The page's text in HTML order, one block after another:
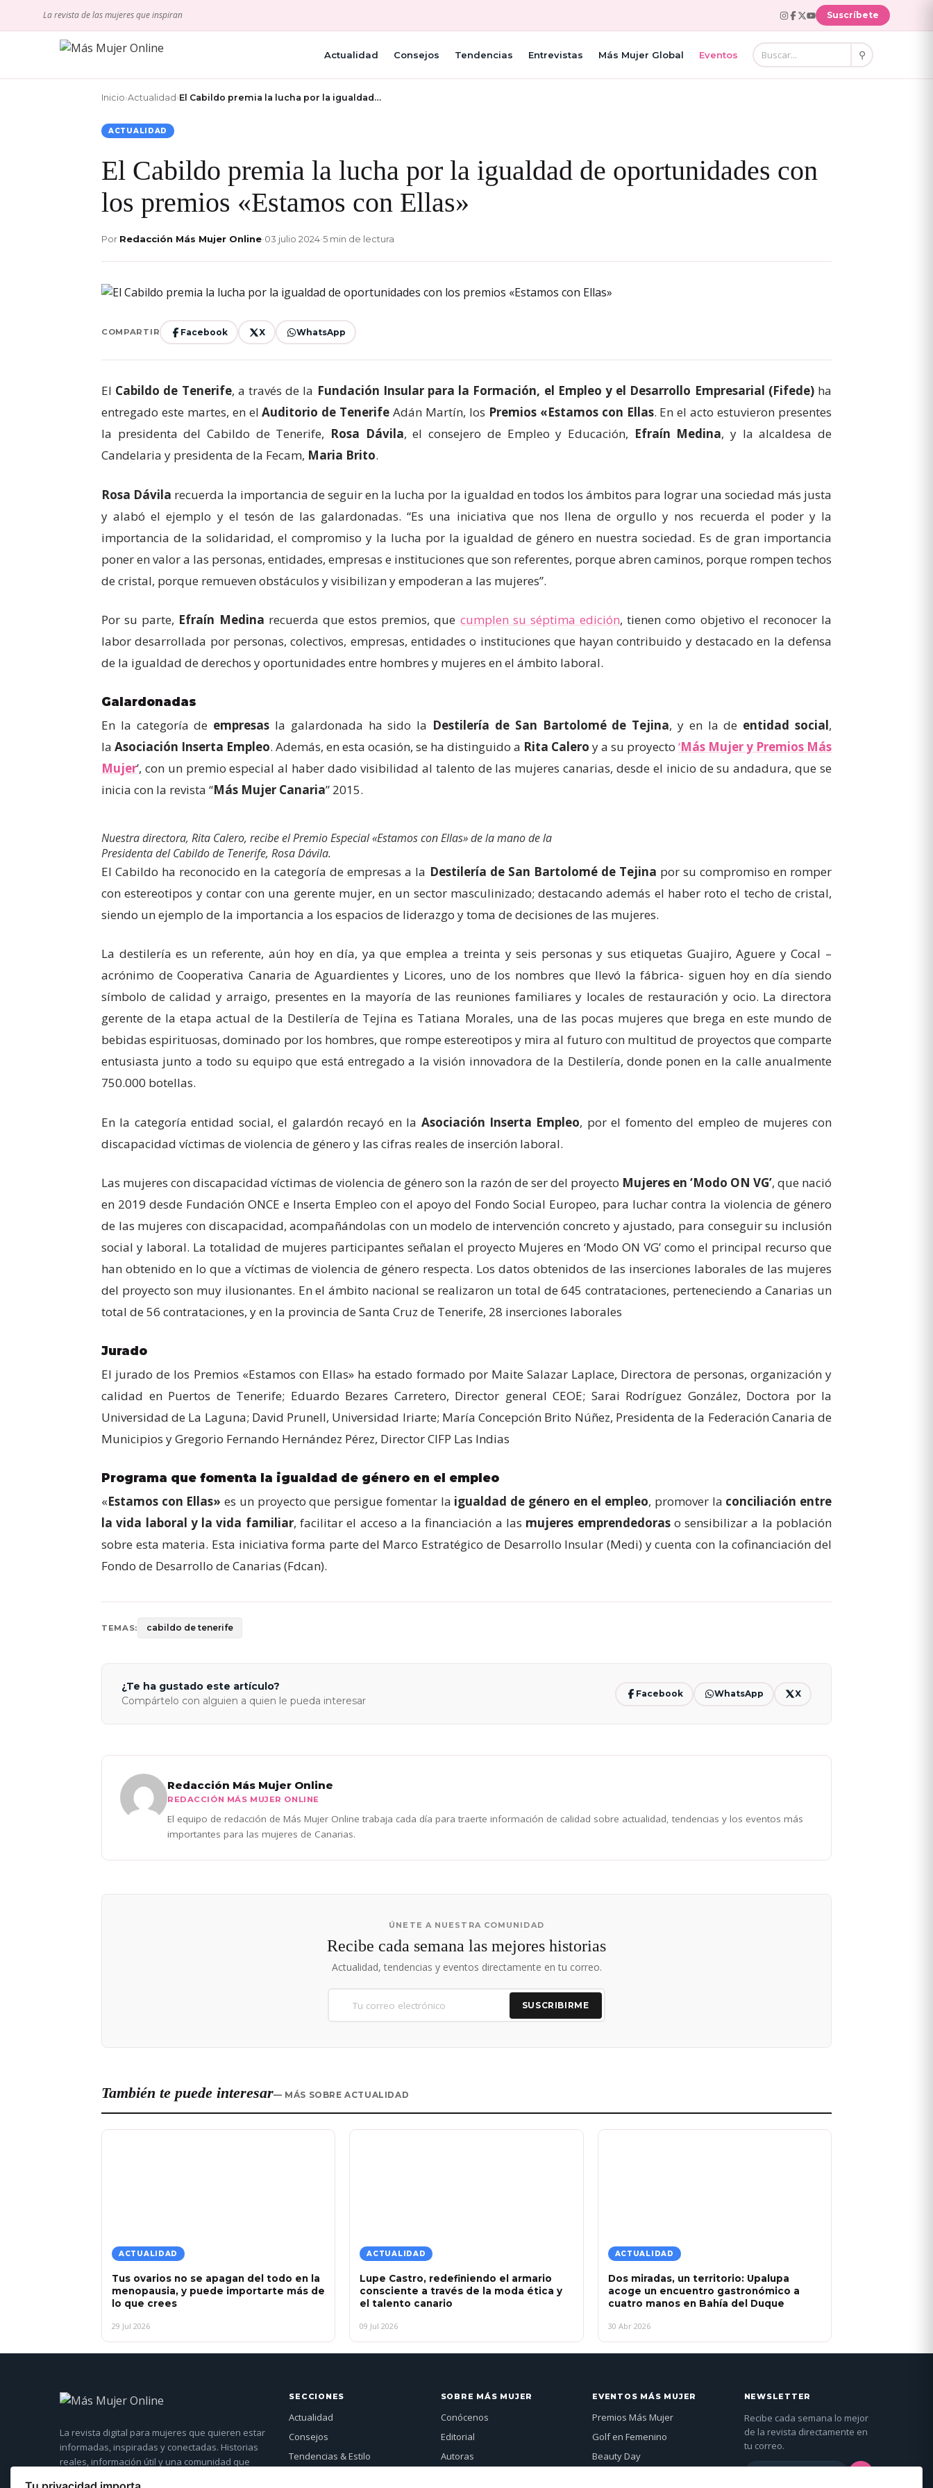
La revista de las mujeres que inspiran Suscríbete
Actualidad Consejos Tendencias Entrevistas Más Mujer Global Eventos ⚲
Inicio›Actualidad ›El Cabildo premia la lucha por la igualdad…
ACTUALIDAD
El Cabildo premia la lucha por la igualdad de oportunidades con
los premios «Estamos con Ellas»
Por Redacción Más Mujer Online•03 julio 2024•5 min de lectura
COMPARTIR Facebook X WhatsApp
El Cabildo de Tenerife, a través de la Fundación Insular para la Formación, el Empleo y el Desarrollo Empresarial (Fifede)ha
entregado este martes, en elAuditorio de Tenerife Adán Martín, los Premios «Estamos con Ellas. En el acto estuvieron presentes
la presidenta del Cabildo de Tenerife, Rosa Dávila, el consejero de Empleo y Educación, Efraín Medina, y la alcaldesa de
Candelaria y presidenta de la Fecam, Maria Brito.
Rosa Dávila recuerda la importancia de seguir en la lucha por la igualdad en todos los ámbitos para lograr una sociedad más justa
y alabó el ejemplo y el tesón de las galardonadas. “Es una iniciativa que nos llena de orgullo y nos recuerda el poder y la
importancia de la solidaridad, el compromiso y la lucha por la igualdad de género en nuestra sociedad. Es de gran importancia
poner en valor a las personas, entidades, empresas e instituciones que son referentes, porque abren caminos, porque rompen techos
de cristal, porque remueven obstáculos y visibilizan y empoderan a las mujeres”.
Por su parte, Efraín Medina recuerda que estos premios, que cumplen su séptima edición, tienen como objetivo el reconocer la
labor desarrollada por personas, colectivos, empresas, entidades o instituciones que hayan contribuido y destacado en la defensa
de la igualdad de derechos y oportunidades entre hombres y mujeres en el ámbito laboral.
Galardonadas
En la categoría de empresas la galardonada ha sido la Destilería de San Bartolomé de Tejina, y en la de entidad social,
la Asociación Inserta Empleo. Además, en esta ocasión, se ha distinguido a Rita Calero y a su proyecto ‘Más Mujer y Premios Más
Mujer’, con un premio especial al haber dado visibilidad al talento de las mujeres canarias, desde el inicio de su andadura, que se
inicia con la revista “Más Mujer Canaria” 2015.
Nuestra directora, Rita Calero, recibe el Premio Especial «Estamos con Ellas» de la mano de la
Presidenta del Cabildo de Tenerife, Rosa Dávila.
El Cabildo ha reconocido en la categoría de empresas a la Destilería de San Bartolomé de Tejina por su compromiso en romper
con estereotipos y contar con una gerente mujer, en un sector masculinizado; destacando además el haber roto el techo de cristal,
siendo un ejemplo de la importancia a los espacios de liderazgo y toma de decisiones de las mujeres.
La destilería es un referente, aún hoy en día, ya que emplea a treinta y seis personas y sus etiquetas Guajiro, Aguere y Cocal –
acrónimo de Cooperativa Canaria de Aguardientes y Licores, uno de los nombres que llevó la fábrica- siguen hoy en día siendo
símbolo de calidad y arraigo, presentes en la mayoría de las reuniones familiares y locales de restauración y ocio. La directora
gerente de la etapa actual de la Destilería de Tejina es Tatiana Morales, una de las pocas mujeres que brega en este mundo de
bebidas espirituosas, dominado por los hombres, que rompe estereotipos y mira al futuro con multitud de proyectos que comparte
entusiasta junto a todo su equipo que está entregado a la visión innovadora de la Destilería, donde ponen en la calle anualmente
750.000 botellas.
En la categoría entidad social, el galardón recayó en la Asociación Inserta Empleo, por el fomento del empleo de mujeres con
discapacidad víctimas de violencia de género y las cifras reales de inserción laboral.
Las mujeres con discapacidad víctimas de violencia de género son la razón de ser del proyecto Mujeres en ‘Modo ON VG’, que nació
en 2019 desde Fundación ONCE e Inserta Empleo con el apoyo del Fondo Social Europeo, para luchar contra la violencia de género
de las mujeres con discapacidad, acompañándolas con un modelo de intervención concreto y ajustado, para conseguir su inclusión
social y laboral. La totalidad de mujeres participantes señalan el proyecto Mujeres en ‘Modo ON VG’ como el principal recurso que
han obtenido en lo que a víctimas de violencia de género respecta. Los datos obtenidos de las inserciones laborales de las mujeres
del proyecto son muy ilusionantes. En el ámbito nacional se realizaron un total de 645 contrataciones, perteneciendo a Canarias un
total de 56 contrataciones, y en la provincia de Santa Cruz de Tenerife, 28 inserciones laborales
Jurado
El jurado de los Premios «Estamos con Ellas» ha estado formado por Maite Salazar Laplace, Directora de personas, organización y
calidad en Puertos de Tenerife; Eduardo Bezares Carretero, Director general CEOE; Sarai Rodríguez González, Doctora por la
Universidad de La Laguna; David Prunell, Universidad Iriarte; María Concepción Brito Núñez, Presidenta de la Federación Canaria de
Municipios y Gregorio Fernando Hernández Pérez, Director CIFP Las Indias
Programa que fomenta la igualdad de género en el empleo
«Estamos con Ellas» es un proyecto que persigue fomentar la igualdad de género en el empleo, promover la conciliación entre
la vida laboral y la vida familiar, facilitar el acceso a la financiación a las mujeres emprendedoraso sensibilizar a la población
sobre esta materia. Esta iniciativa forma parte del Marco Estratégico de Desarrollo Insular (Medi) y cuenta con la cofinanciación del
Fondo de Desarrollo de Canarias (Fdcan).
TEMAS: cabildo de tenerife
¿Te ha gustado este artículo?
Compártelo con alguien a quien le pueda interesar
Facebook WhatsApp X
Redacción Más Mujer Online
REDACCIÓN MÁS MUJER ONLINE
El equipo de redacción de Más Mujer Online trabaja cada día para traerte información de calidad sobre actualidad, tendencias y los eventos más
importantes para las mujeres de Canarias.
ÚNETE A NUESTRA COMUNIDAD
Recibe cada semana las mejores historias
Actualidad, tendencias y eventos directamente en tu correo.
SUSCRIBIRME
También te puede interesar— MÁS SOBRE ACTUALIDAD
ACTUALIDAD
Tus ovarios no se apagan del todo en la
menopausia, y puede importarte más de
lo que crees
29 Jul 2026
ACTUALIDAD
Lupe Castro, redefiniendo el armario
consciente a través de la moda ética y
el talento canario
09 Jul 2026
ACTUALIDAD
Dos miradas, un territorio: Upalupa
acoge un encuentro gastronómico a
cuatro manos en Bahía del Duque
30 Abr 2026
La revista digital para mujeres que quieren estar
informadas, inspiradas y conectadas. Historias
reales, información útil y una comunidad que
SECCIONES
Actualidad
Consejos
Tendencias & Estilo
SOBRE MÁS MUJER
Conócenos
Editorial
Autoras
EVENTOS MÁS MUJER
Premios Más Mujer
Golf en Femenino
Beauty Day
NEWSLETTER
Recibe cada semana lo mejor
de la revista directamente en
tu correo.